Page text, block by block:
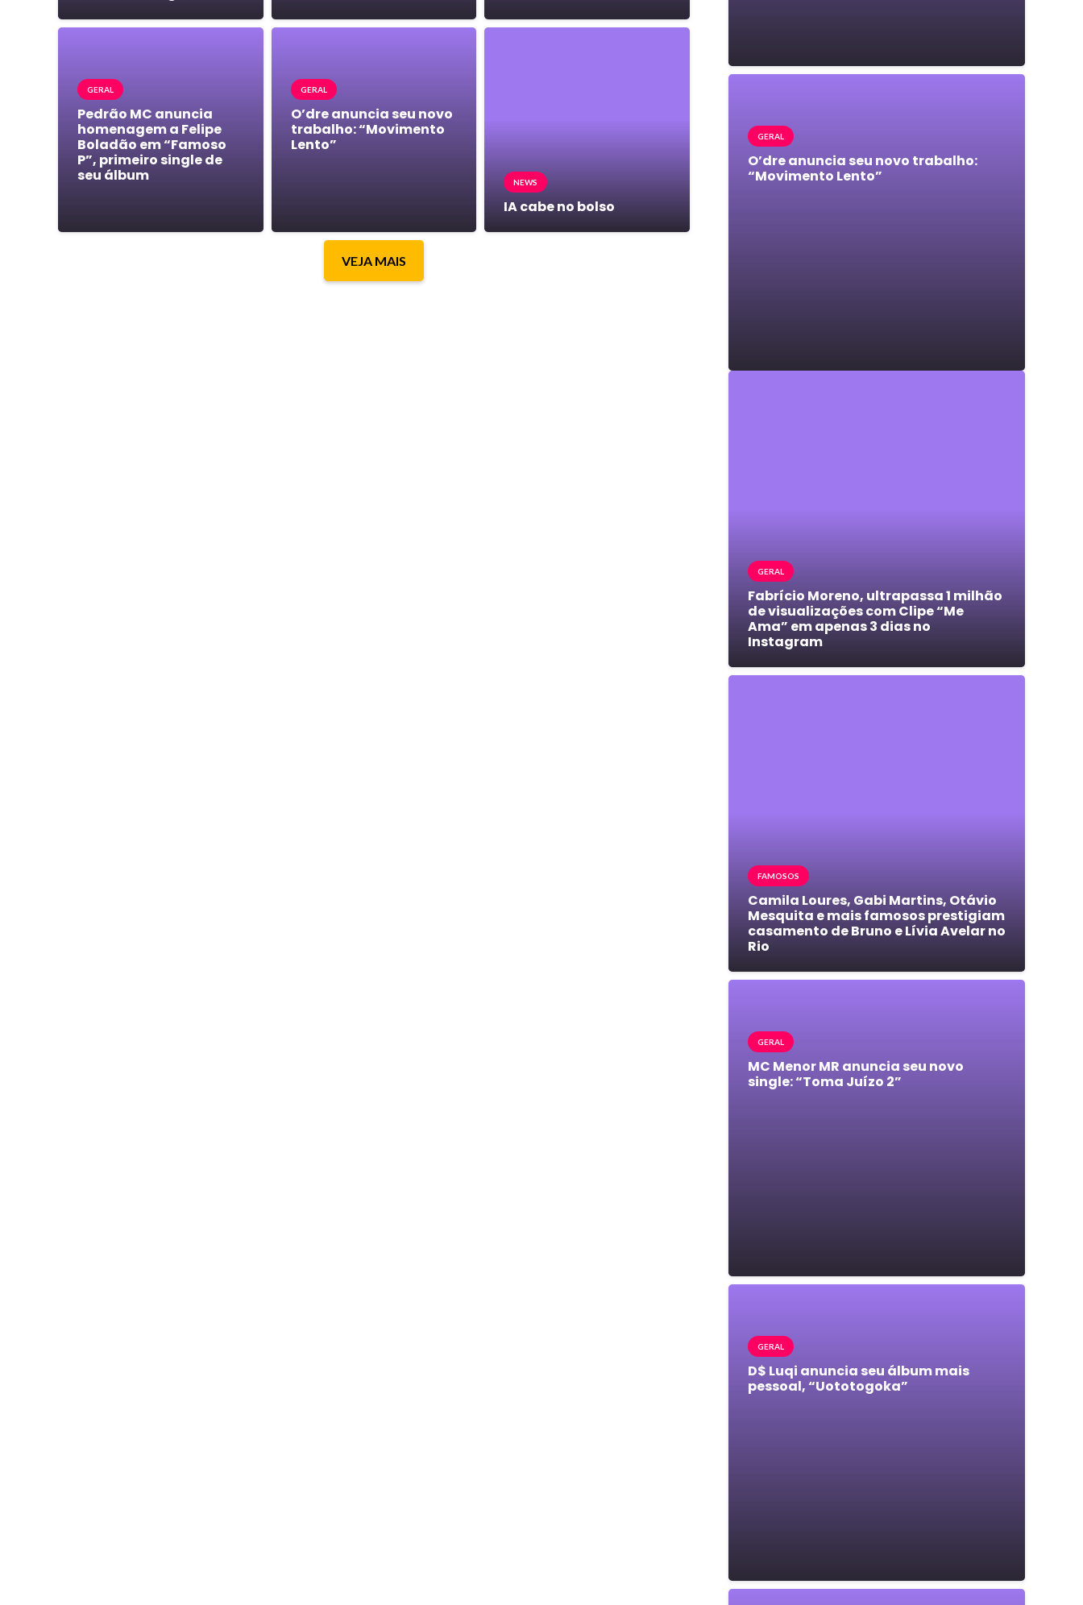
GERAL
Pedrão MC anuncia
homenagem a Felipe
Boladão em “Famoso
P”, primeiro single de
seu álbum
GERAL
O’dre anuncia seu novo
trabalho: “Movimento
Lento”
NEWS
IA cabe no bolso
VEJA MAIS
GERAL
O’dre anuncia seu novo trabalho:
“Movimento Lento”
GERAL
Fabrício Moreno, ultrapassa 1 milhão
de visualizações com Clipe “Me
Ama” em apenas 3 dias no
Instagram
FAMOSOS
Camila Loures, Gabi Martins, Otávio
Mesquita e mais famosos prestigiam
casamento de Bruno e Lívia Avelar no
Rio
GERAL
MC Menor MR anuncia seu novo
single: “Toma Juízo 2”
GERAL
D$ Luqi anuncia seu álbum mais
pessoal, “Uototogoka”